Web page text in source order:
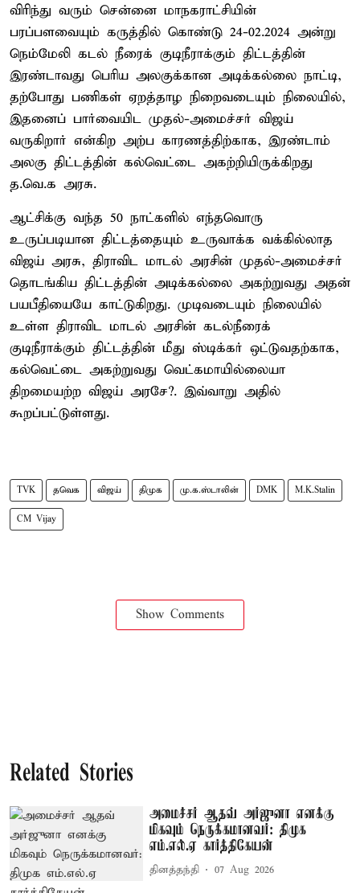
விரிந்து வரும் சென்னை மாநகராட்சியின்
பரப்பளவையும் கருத்தில் கொண்டு 24-02.2024 அன்று
நெம்மேலி கடல் நீரைக் குடிநீராக்கும் திட்டத்தின்
இரண்டாவது பெரிய அலகுக்கான அடிக்கல்லை நாட்டி,
தற்போது பணிகள் ஏறத்தாழ நிறைவடையும் நிலையில்,
இதனைப் பார்வையிட முதல்-அமைச்சர் விஜய்
வருகிறார் என்கிற அற்ப காரணத்திற்காக, இரண்டாம்
அலகு திட்டத்தின் கல்வெட்டை அகற்றியிருக்கிறது
த.வெ.க அரசு.
ஆட்சிக்கு வந்த 50 நாட்களில் எந்தவொரு
உருப்படியான திட்டத்தையும் உருவாக்க வக்கில்லாத
விஜய் அரசு, திராவிட மாடல் அரசின் முதல்-அமைச்சர்
தொடங்கிய திட்டத்தின் அடிக்கல்லை அகற்றுவது அதன்
பயபீதியையே காட்டுகிறது. முடிவடையும் நிலையில்
உள்ள திராவிட மாடல் அரசின் கடல்நீரைக்
குடிநீராக்கும் திட்டத்தின் மீது ஸ்டிக்கர் ஒட்டுவதற்காக,
கல்வெட்டை அகற்றுவது வெட்கமாயில்லையா
திறமையற்ற விஜய் அரசே?. இவ்வாறு அதில்
கூறப்பட்டுள்ளது.
TVK தவெக விஜய் திமுக மு.க.ஸ்டாலின் DMK M.K.Stalin
CM Vijay
Show Comments
Related Stories
அமைச்சர் ஆதவ் அர்ஜுனா எனக்கு
மிகவும் நெருக்கமானவர்: திமுக
எம்.எல்.ஏ கார்த்திகேயன்
தினத்தந்தி 07 Aug 2026